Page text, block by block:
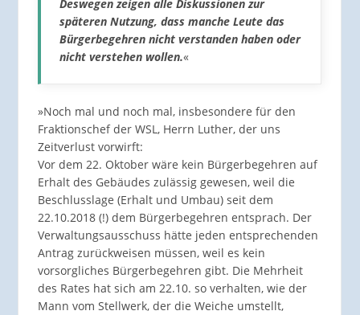
Deswegen zeigen alle Diskussionen zur
späteren Nutzung, dass manche Leute das
Bürgerbegehren nicht verstanden haben oder
nicht verstehen wollen.«
»Noch mal und noch mal, insbesondere für den
Fraktionschef der WSL, Herrn Luther, der uns
Zeitverlust vorwirft:
Vor dem 22. Oktober wäre kein Bürgerbegehren auf
Erhalt des Gebäudes zulässig gewesen, weil die
Beschlusslage (Erhalt und Umbau) seit dem
22.10.2018 (!) dem Bürgerbegehren entsprach. Der
Verwaltungsausschuss hätte jeden entsprechenden
Antrag zurückweisen müssen, weil es kein
vorsorgliches Bürgerbegehren gibt. Die Mehrheit
des Rates hat sich am 22.10. so verhalten, wie der
Mann vom Stellwerk, der die Weiche umstellt,